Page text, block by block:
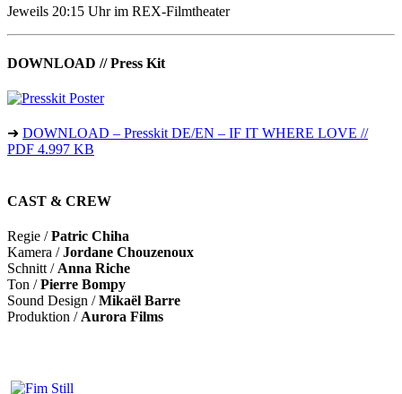
Jeweils 20:15 Uhr im REX-Filmtheater
DOWNLOAD // Press Kit
➜ DOWNLOAD – Presskit DE/EN – IF IT WHERE LOVE //
PDF 4.997 KB
CAST & CREW
Regie /Patric Chiha
Kamera /Jordane Chouzenoux
Schnitt / Anna Riche
Ton /Pierre Bompy
Sound Design /Mikaël Barre
Produktion / Aurora Films